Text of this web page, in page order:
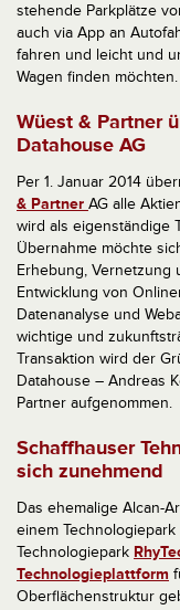
stehende Parkplätze
auch via App an
fahren und leicht und
Wagen finden möchten.
Wüest & Partner
Datahouse AG
Per 1. Januar 2014
& Partner AG alle
wird als eigenständige
Übernahme möchte
Erhebung, Vernetzung
Entwicklung von
Datenanalyse und
wichtige und
Transaktion wird der
Datahouse – Andreas
Partner aufgenommen.
Schaffhauser
sich zunehmend
Das ehemalige Alcan-
einem
Technologiepark
Technologieplattform
Oberflächenstruktur